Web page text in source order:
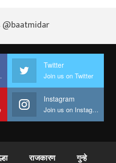
@baatmidar
Twitter
Join us on Twitter
Instagram
Join us on Instagram
राजकारण गुन्हे